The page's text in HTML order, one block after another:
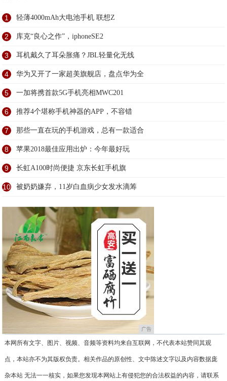
1 轻薄4000mAh大电池手机 联想Z
2 库克“良心之作”，iphoneSE2
3 耳机戴久了耳朵胀痛？JBL轻量化无线
4 华为又开了一家超美旗舰店，盘点华为全
5 一加将携首款5G手机亮相MWC201
6 推荐4个堪称手机神器的APP，不容错
7 那些一直在玩的手机游戏，总有一款适合
8 苹果2018最佳应用出炉：今年最好玩
9 长虹A100时尚便捷 京东长虹手机旗
10 被奶奶嫌弃，11岁白血病少女发水滴筹
广告
本网所有文字、图片、视频、音频等资料均来自互联网，不代表本站赞同其观
点，本站亦不为其版权负责。相关作品的原创性、文中陈述文字以及内容数据庞
杂本站 无法一一核实，如果您发现本网站上有侵犯您的合法权益的内容，请联系